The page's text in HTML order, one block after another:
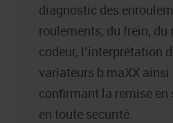
diagnostic des
roulements, du frein, du
codeur, l’interprétation
variateurs b maXX ainsi
confirmant la remise en
en toute sécurité.